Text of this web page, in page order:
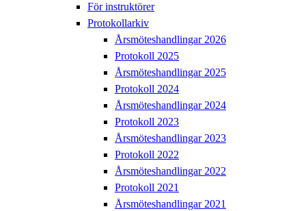
För instruktörer
Protokollarkiv
Årsmöteshandlingar 2026
Protokoll 2025
Årsmöteshandlingar 2025
Protokoll 2024
Årsmöteshandlingar 2024
Protokoll 2023
Årsmöteshandlingar 2023
Protokoll 2022
Årsmöteshandlingar 2022
Protokoll 2021
Årsmöteshandlingar 2021